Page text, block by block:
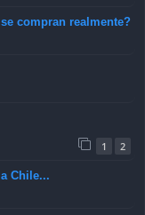
compran realmente?
1 2
Chile...